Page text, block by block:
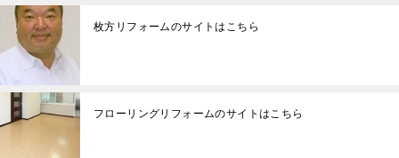
枚方リフォームのサイトはこちら
フローリングリフォームのサイトはこちら